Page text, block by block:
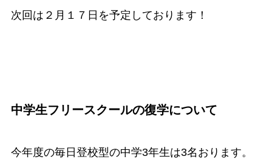
次回は２月１７日を予定しております！
中学生フリースクールの復学について
今年度の毎日登校型の中学3年生は3名おります。